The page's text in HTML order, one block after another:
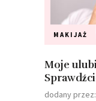
MAKIJAŻ
Moje
dodany przez: